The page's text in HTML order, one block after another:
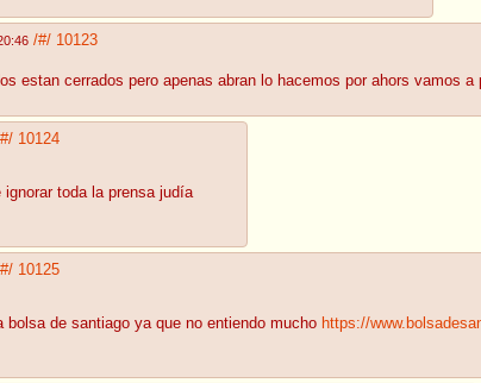
/#/ 10123
estan cerrados pero apenas abran lo hacemos por ahors vamos
10124
toda la prensa judía
10125
bolsa de santiago ya que no entiendo mucho https://